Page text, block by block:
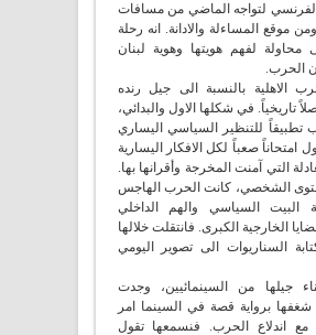
لتواجه الماضي من مسافات
موقع المساءلة والادانة. انه رحلة
لفهم هويتها وهوية لبنان
الحرب.
الاهلية بالنسبة الى جيل رنده
تاريخياً. في شكلها الاول والبدائي،
تطبيقاً للتنظير السياسي اليساري
امتحاناً صعباً لكل الافكار اليسارية
التي آمنت المخرجة وأقرانها بها.
الشخصي، كانت الحرب الهاجس
البيت السياسي والهم الداخلي
الخارجية الكبرى. فانتقلت خلالها
السناريوات الى تصوير اليومي
جيلها من السينمائيين، وجدت
شغفها برواية قصة في السينما امر
اندلاع الحرب. فنسمعها تقول